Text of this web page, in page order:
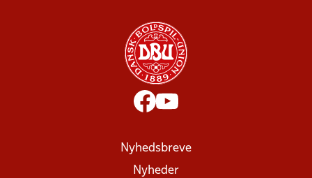
Nyhedsbreve
Nyheder